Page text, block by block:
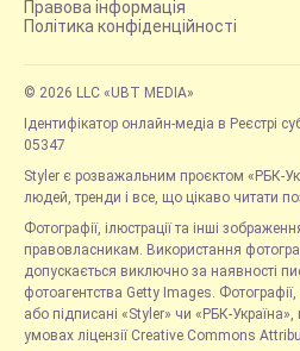
Правова інформація
Політика конфіденційності
© 2026 LLC «UBT MEDIA»
Ідентифікатор онлайн-медіа в Реєстрі
05347
Styler є розважальним проєктом «РБК-
людей, тренди і все, що цікаво читати
Фотографії, ілюстрації та інші
правовласникам. Використання
допускається виключно за наявності
фотоагентства Getty Images.
або підписані «Styler» чи «РБК-
умовах ліцензії Creative Commons